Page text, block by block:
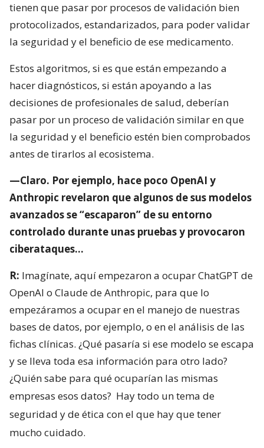
tienen que pasar por procesos de validación bien
protocolizados, estandarizados, para poder validar
la seguridad y el beneficio de ese medicamento.
Estos algoritmos, si es que están empezando a
hacer diagnósticos, si están apoyando a las
decisiones de profesionales de salud, deberían
pasar por un proceso de validación similar en que
la seguridad y el beneficio estén bien comprobados
antes de tirarlos al ecosistema.
—Claro. Por ejemplo, hace poco OpenAI y
Anthropic revelaron que algunos de sus modelos
avanzados se “escaparon” de su entorno
controlado durante unas pruebas y provocaron
ciberataques…
R: Imagínate, aquí empezaron a ocupar ChatGPT de
OpenAI o Claude de Anthropic, para que lo
empezáramos a ocupar en el manejo de nuestras
bases de datos, por ejemplo, o en el análisis de las
fichas clínicas. ¿Qué pasaría si ese modelo se escapa
y se lleva toda esa información para otro lado?
¿Quién sabe para qué ocuparían las mismas
empresas esos datos? Hay todo un tema de
seguridad y de ética con el que hay que tener
mucho cuidado.